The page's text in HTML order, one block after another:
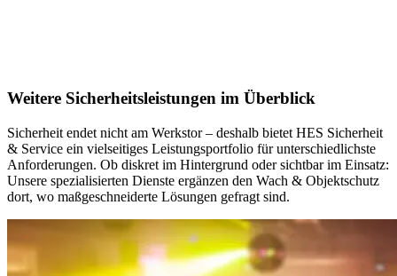
Weitere Sicherheitsleistungen im Überblick
Sicherheit endet nicht am Werkstor – deshalb bietet HES Sicherheit
& Service ein vielseitiges Leistungsportfolio für unterschiedlichste
Anforderungen. Ob diskret im Hintergrund oder sichtbar im Einsatz:
Unsere spezialisierten Dienste ergänzen den Wach & Objektschutz
dort, wo maßgeschneiderte Lösungen gefragt sind.